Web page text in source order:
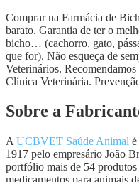
Comprar na Farmácia de
barato. Garantia de ter o
bicho… (cachorro, gato,
que for). Não esqueça de
Veterinários.
Clínica Veterinária.
Sobre a
A UCBVET Saúde Animal
1917 pelo empresário João
portfólio mais de 54 produtos